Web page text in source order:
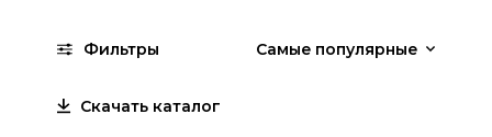
Фильтры Самые популярные
Скачать каталог